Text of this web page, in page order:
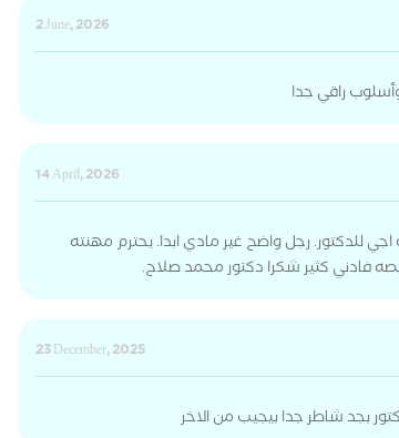
2 June, 2026
راقي جدا
14 April, 2026
للدكتور. رجل واضح غير مادي ابدا. يحترم مهنته
فادني كثير شكرا دكتور محمد صلاح.
23 December, 2025
بجد شاطر جدا بيجيب من الاخر